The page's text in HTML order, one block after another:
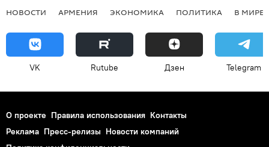
НОВОСТИ АРМЕНИЯ ЭКОНОМИКА ПОЛИТИКА В МИРЕ
VK Rutube Дзен Telegram
О проекте Правила использования Контакты
Реклама Пресс-релизы Новости компаний